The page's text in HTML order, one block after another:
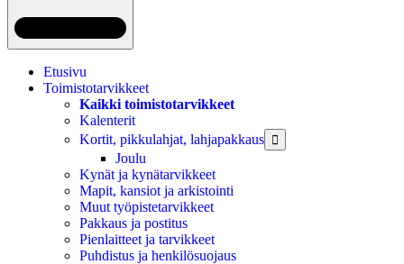
Etusivu
Toimistotarvikkeet
Kaikki toimistotarvikkeet
Kalenterit
Kortit, pikkulahjat, lahjapakkaus

Joulu
Kynät ja kynätarvikkeet
Mapit, kansiot ja arkistointi
Muut työpistetarvikkeet
Pakkaus ja postitus
Pienlaitteet ja tarvikkeet
Puhdistus ja henkilösuojaus